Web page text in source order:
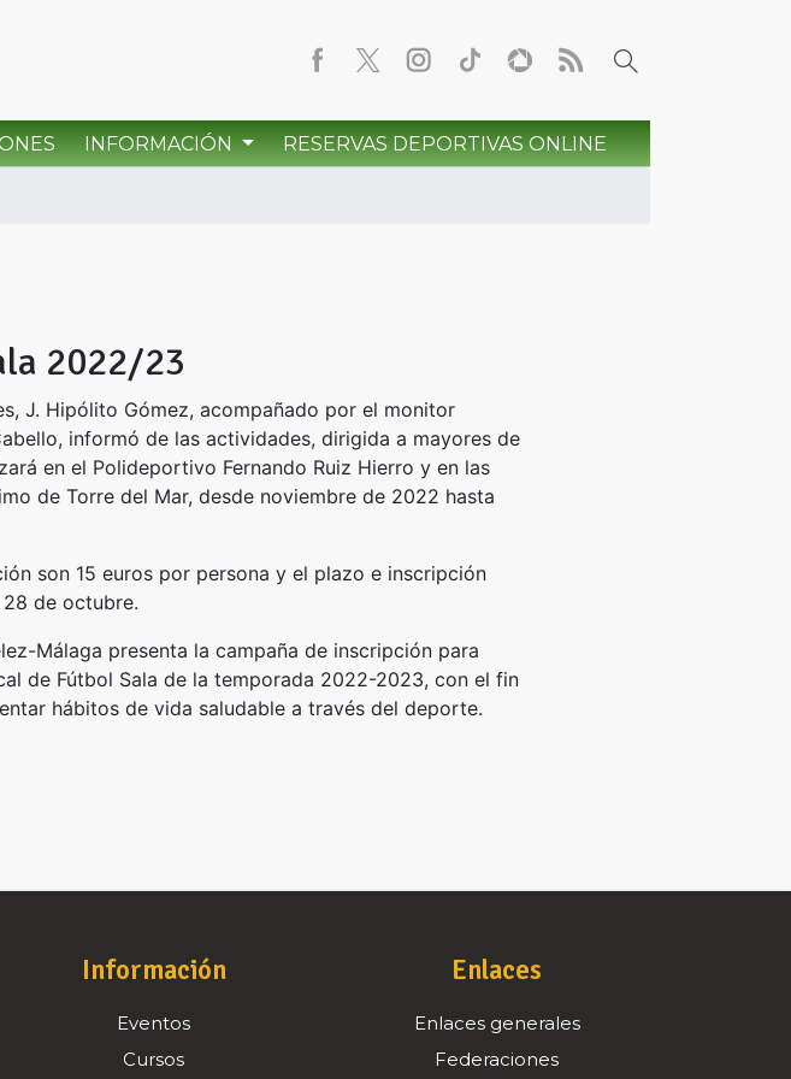
INFORMACIÓN RESERVAS DEPORTIVAS ONLINE
2022/23
J. Hipólito Gómez, acompañado por el monitor
informó de las actividades, dirigida a mayores de
en el Polideportivo Fernando Ruiz Hierro y en las
de Torre del Mar, desde noviembre de 2022 hasta
son 15 euros por persona y el plazo e inscripción
de octubre.
Málaga presenta la campaña de inscripción para
de Fútbol Sala de la temporada 2022-2023, con el fin
hábitos de vida saludable a través del deporte.
Información
Eventos
Cursos
Enlaces
Enlaces generales
Federaciones